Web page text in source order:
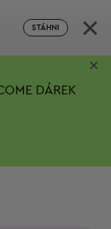
STÁHNI ×
DÁREK
×